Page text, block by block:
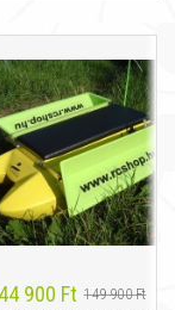
Ft 149 900 Ft